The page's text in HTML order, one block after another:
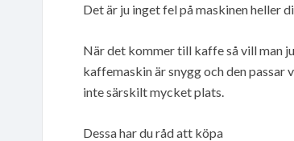
Det är ju inget fel på maskinen heller
När det kommer till kaffe så vill man
kaffemaskin är snygg och den passar
inte särskilt mycket plats.
Dessa har du råd att köpa